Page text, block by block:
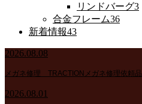
リンドバーグ3
合金フレーム36
新着情報43
2026.08.08
メガネ修理 TRACTIONメガネ修理依頼品
2026.08.01